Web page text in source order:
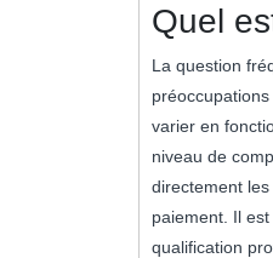
Quel
La question
varier en
niveau de
directement
paiement. Il
qualification